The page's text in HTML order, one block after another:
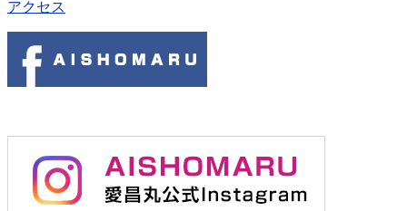
アクセス